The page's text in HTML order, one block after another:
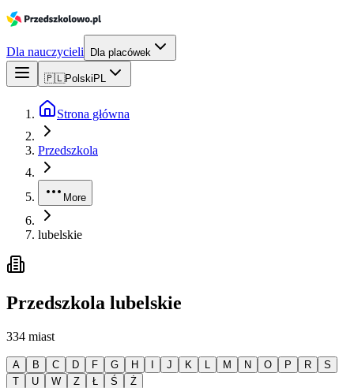
Dla nauczycieli Dla placówek
🇵🇱Polski PL
Strona główna
Przedszkola
More
lubelskie
Przedszkola lubelskie
334 miast
A B C D F G H J K M N O P R
S
T
U W Z Ł Ś Ż